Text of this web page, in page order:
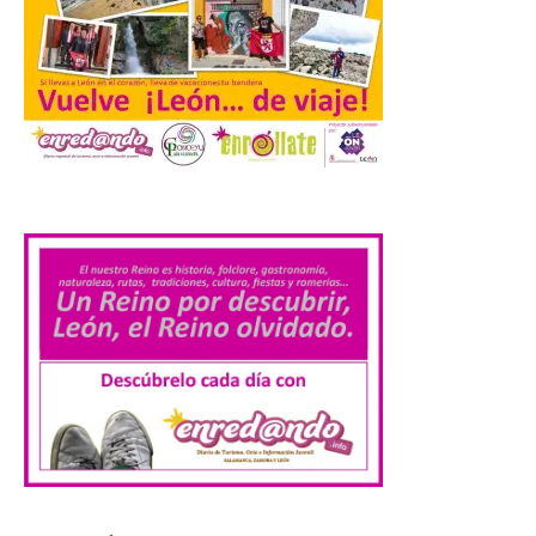
Cabárceno prepara tres
enclaves privilegiados
desde los que divisar el
eclipse solar del 12 de
agosto
8 Ago 2026
horario y refuerza los
transportes y la
hostelería. En Alto
Campoo continuará la
programación musical de Estación
Sonora. Peña Cabarga, elegido lugar
preferente en la comunidad autónoma,
contará con un dispositivo especial de
seguridad y acceso […]
San Lorenzo, Poniente y